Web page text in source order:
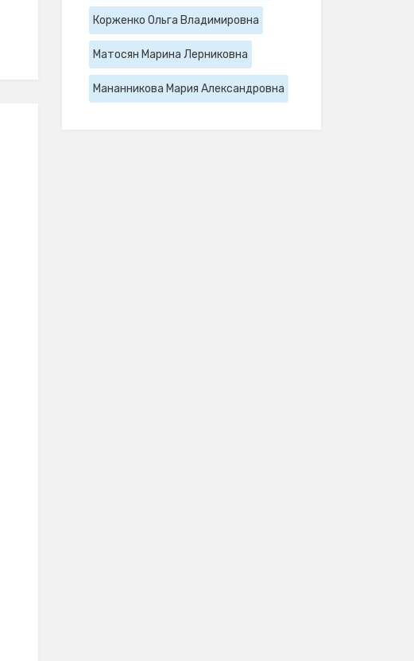
Корженко Ольга Владимировна
Матосян Марина Лерниковна
Мананникова Мария Александровна